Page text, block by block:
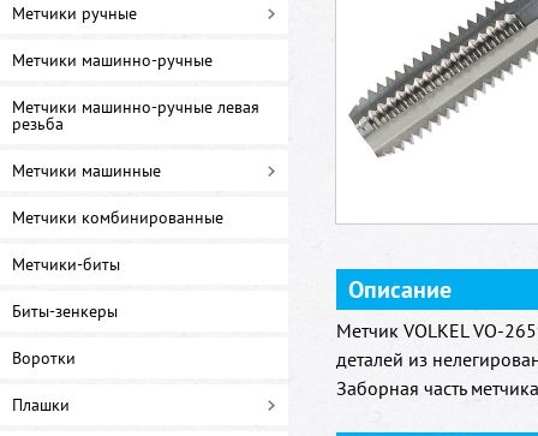
Метчики ручные
Метчики машинно-ручные
Метчики машинно-ручные левая
резьба
Метчики машинные
Метчики комбинированные
Метчики-биты
Биты-зенкеры
Воротки
Плашки
Описание
Метчик VOLKEL VO-
деталей из
Заборная часть